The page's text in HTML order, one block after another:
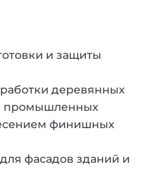
и защиты
деревянных
промышленных
финишных
фасадов зданий и